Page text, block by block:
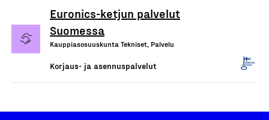
Euronics-ketjun palvelut
Suomessa
Kauppiasosuuskunta Tekniset, Palvelu
Korjaus- ja asennuspalvelut